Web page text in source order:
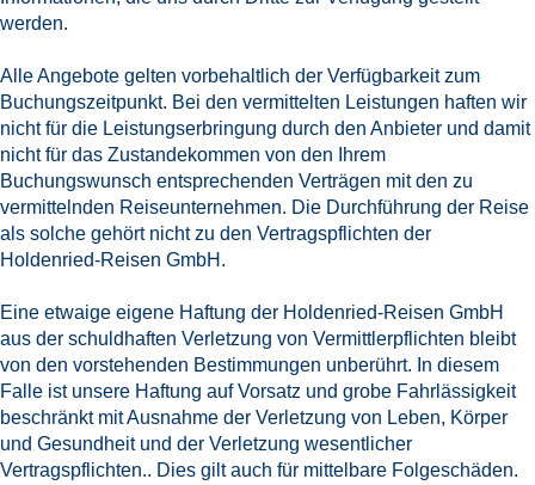
werden.
Alle Angebote gelten vorbehaltlich der Verfügbarkeit zum
Buchungszeitpunkt. Bei den vermittelten Leistungen haften wir
nicht für die Leistungserbringung durch den Anbieter und damit
nicht für das Zustandekommen von den Ihrem
Buchungswunsch entsprechenden Verträgen mit den zu
vermittelnden Reiseunternehmen. Die Durchführung der Reise
als solche gehört nicht zu den Vertragspflichten der
Holdenried-Reisen GmbH.
Eine etwaige eigene Haftung der Holdenried-Reisen GmbH
aus der schuldhaften Verletzung von Vermittlerpflichten bleibt
von den vorstehenden Bestimmungen unberührt. In diesem
Falle ist unsere Haftung auf Vorsatz und grobe Fahrlässigkeit
beschränkt mit Ausnahme der Verletzung von Leben, Körper
und Gesundheit und der Verletzung wesentlicher
Vertragspflichten.. Dies gilt auch für mittelbare Folgeschäden.